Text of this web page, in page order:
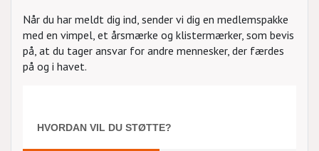
Når du har meldt dig ind, sender vi dig en medlemspakke
med en vimpel, et årsmærke og klistermærker, som bevis
på, at du tager ansvar for andre mennesker, der færdes
på og i havet.